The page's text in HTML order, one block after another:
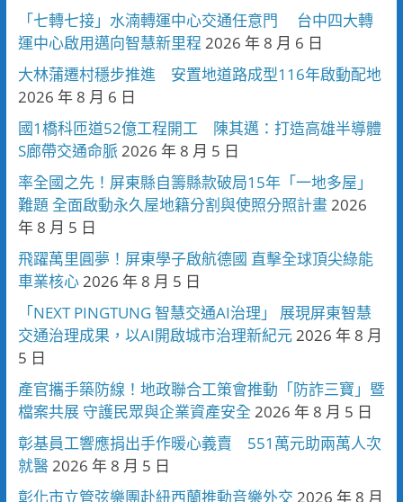
「七轉七接」水湳轉運中心交通任意門 台中四大轉
運中心啟用邁向智慧新里程 2026 年 8 月 6 日
大林蒲遷村穩步推進 安置地道路成型116年啟動配地
2026 年 8 月 6 日
國1橋科匝道52億工程開工 陳其邁：打造高雄半導體
S廊帶交通命脈 2026 年 8 月 5 日
率全國之先！屏東縣自籌縣款破局15年「一地多屋」
難題 全面啟動永久屋地籍分割與使照分照計畫 2026
年 8 月 5 日
飛躍萬里圓夢！屏東學子啟航德國 直擊全球頂尖綠能
車業核心 2026 年 8 月 5 日
「NEXT PINGTUNG 智慧交通AI治理」 展現屏東智慧
交通治理成果，以AI開啟城市治理新紀元 2026 年 8 月
5 日
產官攜手築防線！地政聯合工策會推動「防詐三寶」暨
檔案共展 守護民眾與企業資產安全 2026 年 8 月 5 日
彰基員工響應捐出手作暖心義賣 551萬元助兩萬人次
就醫 2026 年 8 月 5 日
彰化市立管弦樂團赴紐西蘭推動音樂外交 2026 年 8 月